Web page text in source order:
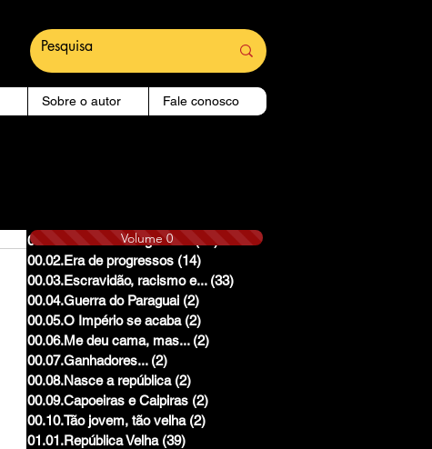
Sobre o autor Fale conosco
00.01.Reinado e Regencias
14 posts
00.02.Era de progressos (14)
00.03.Escravidão, racismo e... (33)
00.04.Guerra do Paraguai (2)
00.05.O Império se acaba (2)
00.06.Me deu cama, mas... (2)
00.07.Ganhadores... (2)
00.08.Nasce a república (2)
00.09.Capoeiras e Caipiras (2)
00.10.Tão jovem, tão velha (2)
01.01.República Velha (39)
Volume 0